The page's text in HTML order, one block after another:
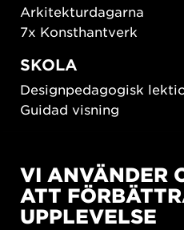
Arkitekturdagarna
7x Konsthantverk
SKOLA
Designpedagogisk
Guidad visning
New European Bauhaus
SUSTAINORDIC
Share Future Living
VI ANVÄNDER
ATT
UPPLEVELSE